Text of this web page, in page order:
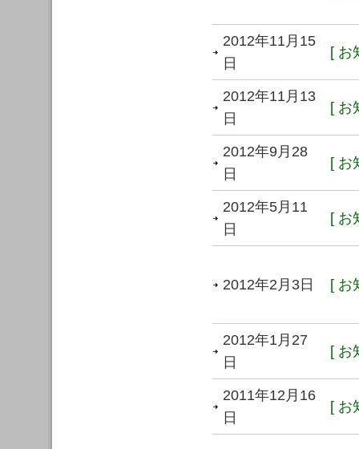
2012年11月15
日
[ お
2012年11月13
日
[ お
2012年9月28
日
[ お
2012年5月11
日
[ お
2012年2月3日 [ お
2012年1月27
日
[ お
2011年12月16
日
[ お